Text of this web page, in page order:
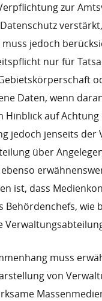
zur
jedoch
nur für
Daten, wenn
Hinblick auf
jedoch jenseits
über
ist, dass
Behördenchefs, wie
muss
von